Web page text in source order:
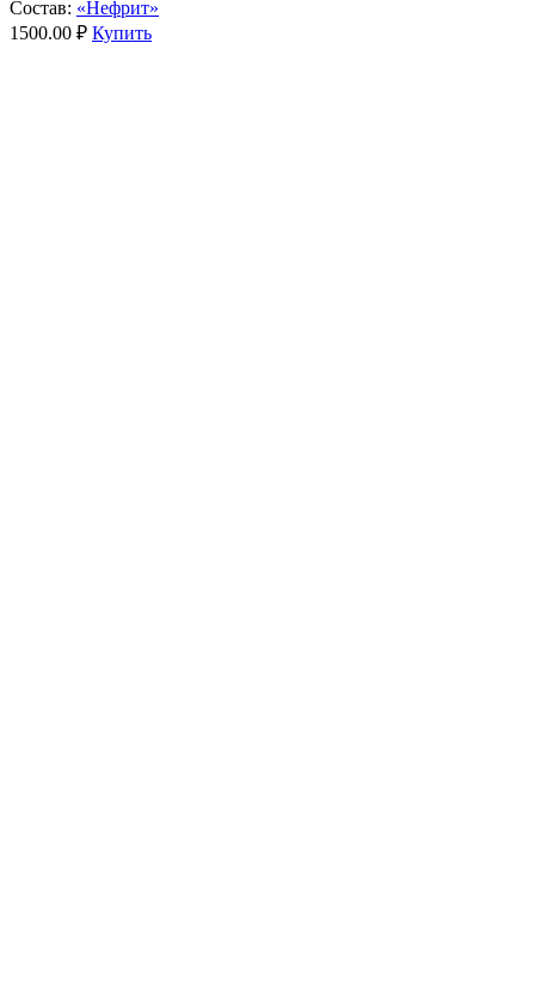
Состав: «Нефрит»
1500.00 ₽ Купить